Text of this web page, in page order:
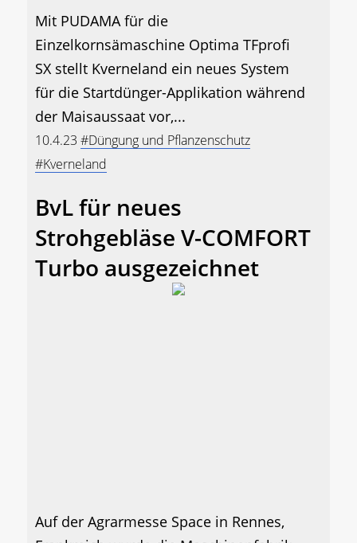
Mit PUDAMA für die
Einzelkornsämaschine Optima TFprofi
SX stellt Kverneland ein neues System
für die Startdünger-Applikation während
der Maisaussaat vor,...
10.4.23 #Düngung und Pflanzenschutz
#Kverneland
BvL für neues
Strohgebläse V-COMFORT
Turbo ausgezeichnet
Auf der Agrarmesse Space in Rennes,